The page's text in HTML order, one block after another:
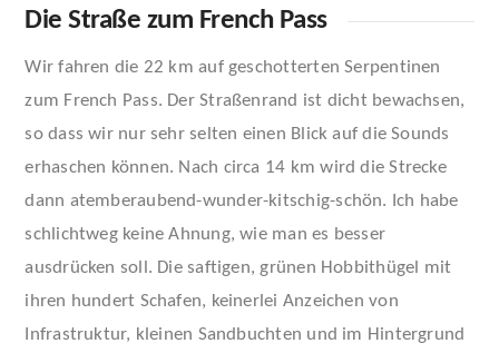
Die Straße zum French Pass
Wir fahren die 22 km auf geschotterten Serpentinen
zum French Pass. Der Straßenrand ist dicht bewachsen,
so dass wir nur sehr selten einen Blick auf die Sounds
erhaschen können. Nach circa 14 km wird die Strecke
dann atemberaubend-wunder-kitschig-schön. Ich habe
schlichtweg keine Ahnung, wie man es besser
ausdrücken soll. Die saftigen, grünen Hobbithügel mit
ihren hundert Schafen, keinerlei Anzeichen von
Infrastruktur, kleinen Sandbuchten und im Hintergrund